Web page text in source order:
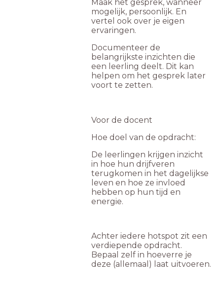
Maak het gesprek, wanneer
mogelijk, persoonlijk. En
vertel ook over je eigen
ervaringen.
Documenteer de
belangrijkste inzichten die
een leerling deelt. Dit kan
helpen om het gesprek later
voort te zetten.
Voor de docent
Hoe doel van de opdracht:
De leerlingen krijgen inzicht
in hoe hun drijfveren
terugkomen in het dagelijkse
leven en hoe ze invloed
hebben op hun tijd en
energie.
Achter iedere hotspot zit een
verdiepende opdracht.
Bepaal zelf in hoeverre je
deze (allemaal) laat uitvoeren.